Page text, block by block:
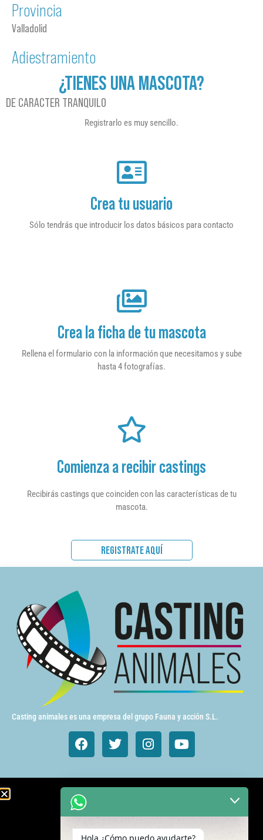
Provincia
Valladolid
Adiestramiento
¿TIENES UNA MASCOTA?
DE CARACTER TRANQUILO
Registrarlo es muy sencillo.
Crea tu usuario
Sólo tendrás que introducir los datos básicos para contacto
Crea la ficha de tu mascota
Rellena el formulario con la información que necesitamos y sube
hasta 4 fotografías.
Comienza a recibir castings
Recibirás castings que coinciden con las características de tu
mascota.
REGISTRATE AQUÍ
Casting animales es una empresa del grupo Fauna y acción S.L.
Animales de cine y TV